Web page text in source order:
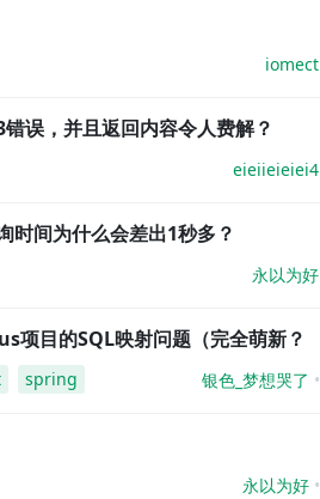
iomect
误，并且返回内容令人费解？
eieiieieiei4
时间为什么会差出1秒多？
永以为好
目的SQL映射问题（完全萌新？
spring 银色_梦想哭了
永以为好